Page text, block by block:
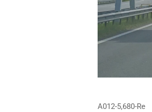
A012-5,680-Re